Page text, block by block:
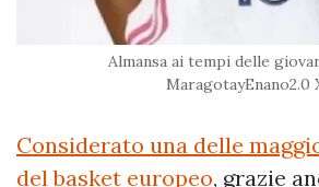
Almansa ai tempi delle
MaragotayEnano2.0
Considerato una delle
del basket europeo, grazie